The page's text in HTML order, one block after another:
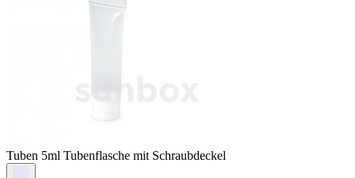
Tuben 5ml Tubenflasche mit Schraubdeckel